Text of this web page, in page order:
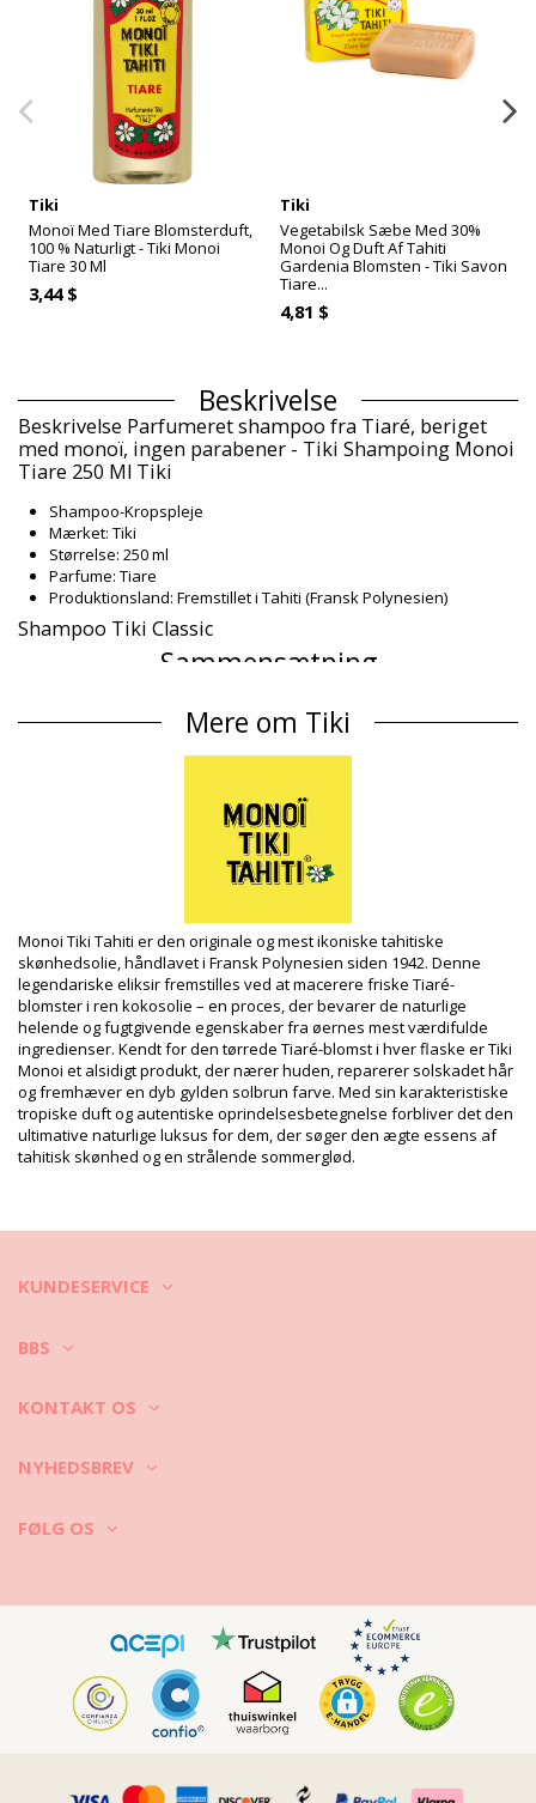
Tiki
Monoï Med Tiare Blomsterduft,
100 % Naturligt - Tiki Monoi
Tiare 30 Ml
3,44 $
Tiki
Vegetabilsk Sæbe Med 30%
Monoi Og Duft Af Tahiti
Gardenia Blomsten - Tiki Savon
Tiare...
4,81 $
Beskrivelse
Beskrivelse Parfumeret shampoo fra Tiaré, beriget
med monoï, ingen parabener - Tiki Shampoing Monoi
Tiare 250 Ml Tiki
Shampoo-Kropspleje
Mærket: Tiki
Størrelse: 250 ml
Parfume: Tiare
Produktionsland: Fremstillet i Tahiti (Fransk Polynesien)
Shampoo Tiki Classic
Sammensætning
(AO). Aqua, Sodium laureth sulfate, Cocamidopropyl betaine,
oil, Gardenia taitensis flower extract, Parfum (Fragrance),
Produktinformation
Afdeling: Unisex, Shampoo
Pakken inkluderer: 1 x Shampoo (Andre accessoirer er ikke
SKU: 350475000440
EAN: Størrelse unik (3504750004402)
Leverandørreference: 1SMT
Vægt: 250g / 0.55lb / 8.82oz
Retouchering af fotos
Vaske- & plejeinstrukser
Plejeinstrukser for: Tiki Tiki Shampoing Monoi Tiare
250 Ml
Mere om Tiki
Monoi Tiki Tahiti er den originale og mest ikoniske tahitiske
skønhedsolie, håndlavet i Fransk Polynesien siden 1942. Denne
legendariske eliksir fremstilles ved at macerere friske Tiaré-
blomster i ren kokosolie – en proces, der bevarer de naturlige
helende og fugtgivende egenskaber fra øernes mest værdifulde
ingredienser. Kendt for den tørrede Tiaré-blomst i hver flaske er Tiki
Monoi et alsidigt produkt, der nærer huden, reparerer solskadet hår
og fremhæver en dyb gylden solbrun farve. Med sin karakteristiske
tropiske duft og autentiske oprindelsesbetegnelse forbliver det den
ultimative naturlige luksus for dem, der søger den ægte essens af
tahitisk skønhed og en strålende sommerglød.
KUNDESERVICE
BBS
KONTAKT OS
NYHEDSBREV
FØLG OS